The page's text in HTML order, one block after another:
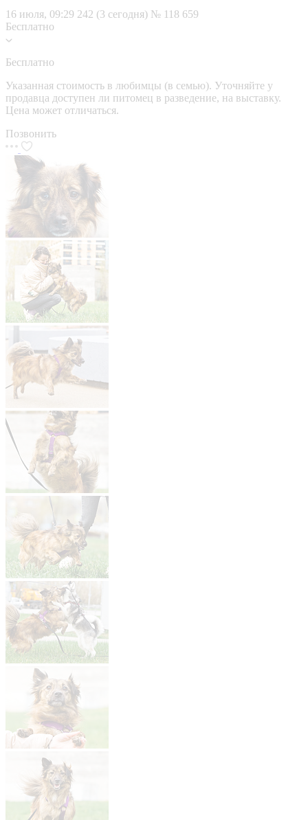
16 июля, 09:29 242 (3 сегодня) № 118 659
Бесплатно
Бесплатно
Указанная стоимость в любимцы (в семью). Уточняйте у
продавца доступен ли питомец в разведение, на выставку.
Цена может отличаться.
Позвонить